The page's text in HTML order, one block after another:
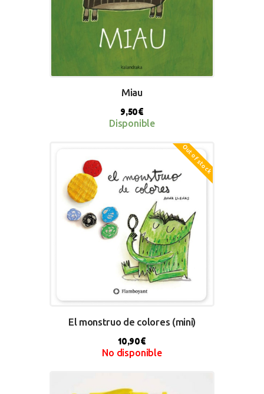
Miau
9,50€
Disponible
Out of stock
BUY NOW
El monstruo de colores (mini)
10,90€
No disponible